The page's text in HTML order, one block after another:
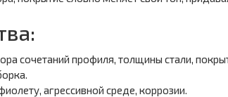
сочетаний профиля, толщины стали,
агрессивной среде, коррозии.